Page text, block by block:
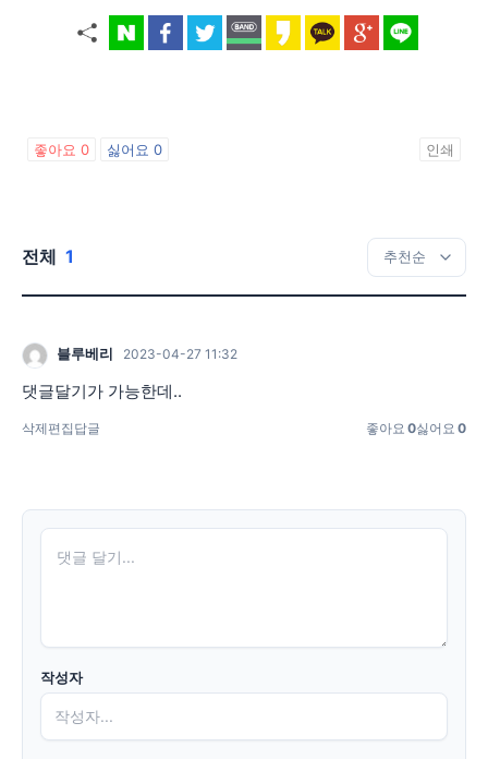
좋아요 0 싫어요 0 인쇄
전체 1
블루베리 2023-04-27 11:32
댓글달기가 가능한데..
삭제편집 답글 좋아요 0싫어요 0
작성자